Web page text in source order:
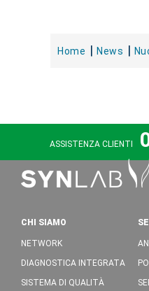
Home News
ASSISTENZA CLIENTI
CHI SIAMO
NETWORK
DIAGNOSTICA INTEGRATA
SISTEMA DI QUALITÀ